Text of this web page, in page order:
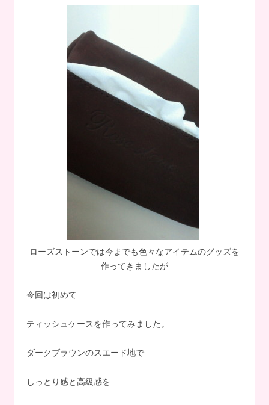
ローズストーンでは今までも色々なアイテムのグッズを
作ってきましたが
今回は初めて
ティッシュケースを作ってみました。
ダークブラウンのスエード地で
しっとり感と高級感を